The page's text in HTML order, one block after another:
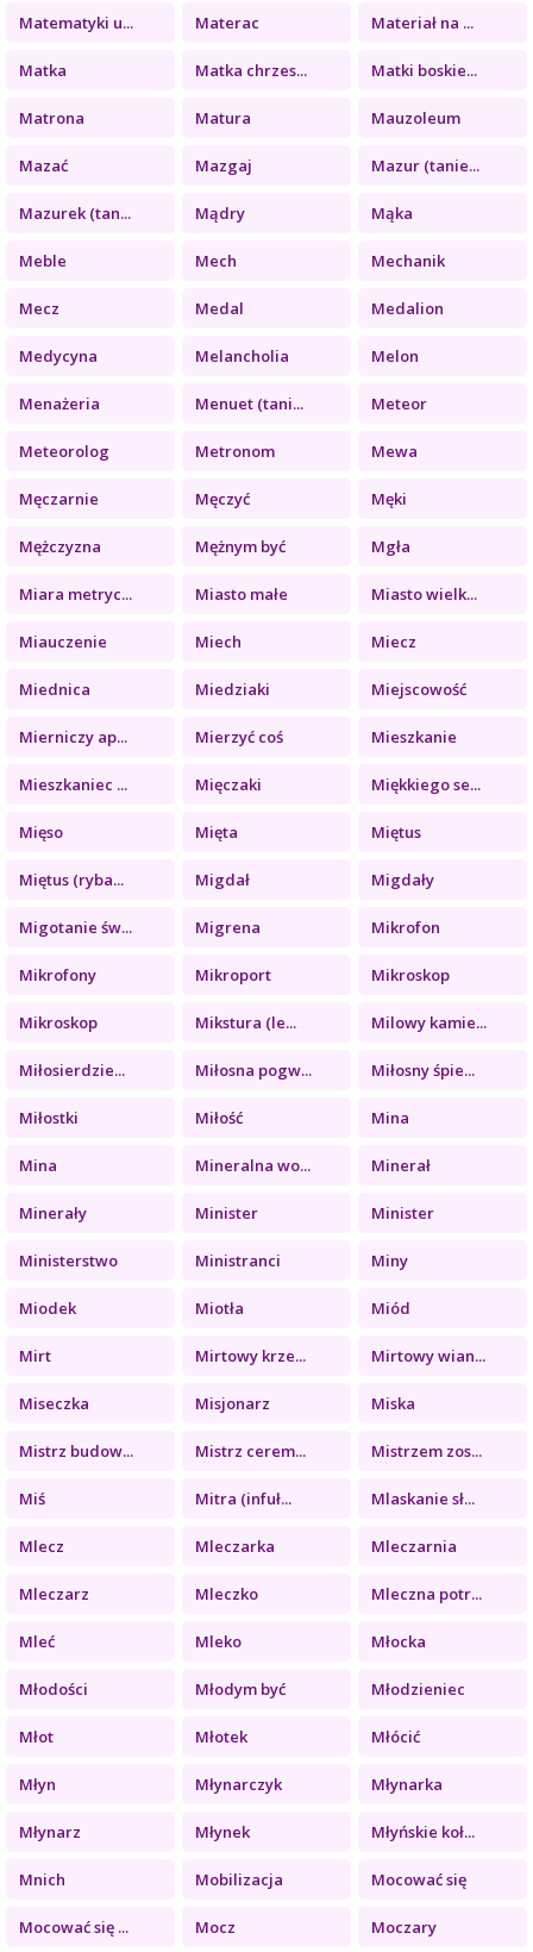
Matematyki u... Materac Materiał na ...
Matka Matka chrzes... Matki boskie...
Matrona Matura Mauzoleum
Mazać Mazgaj Mazur (tanie...
Mazurek (tan... Mądry Mąka
Meble Mech Mechanik
Mecz Medal Medalion
Medycyna Melancholia Melon
Menażeria Menuet (tani... Meteor
Meteorolog Metronom Mewa
Męczarnie Męczyć Męki
Mężczyzna Mężnym być Mgła
Miara metryc... Miasto małe Miasto wielk...
Miauczenie Miech Miecz
Miednica Miedziaki Miejscowość
Mierniczy ap... Mierzyć coś Mieszkanie
Mieszkaniec ... Mięczaki Miękkiego se...
Mięso Mięta Miętus
Miętus (ryba... Migdał Migdały
Migotanie św... Migrena Mikrofon
Mikrofony Mikroport Mikroskop
Mikroskop Mikstura (le... Milowy kamie...
Miłosierdzie... Miłosna pogw... Miłosny śpie...
Miłostki Miłość Mina
Mina Mineralna wo... Minerał
Minerały Minister Minister
Ministerstwo Ministranci Miny
Miodek Miotła Miód
Mirt Mirtowy krze... Mirtowy wian...
Miseczka Misjonarz Miska
Mistrz budow... Mistrz cerem... Mistrzem zos...
Miś Mitra (infuł... Mlaskanie sł...
Mlecz Mleczarka Mleczarnia
Mleczarz Mleczko Mleczna potr...
Mleć Mleko Młocka
Młodości Młodym być Młodzieniec
Młot Młotek Młócić
Młyn Młynarczyk Młynarka
Młynarz Młynek Młyńskie koł...
Mnich Mobilizacja Mocować się
Mocować się ... Mocz Moczary